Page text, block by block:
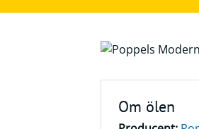
Ingredienser
på
Om ölen